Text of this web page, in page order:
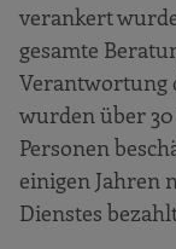
verankert
gesamte
Verantwortung
wurden über
Personen
einigen Jahren
Dienstes